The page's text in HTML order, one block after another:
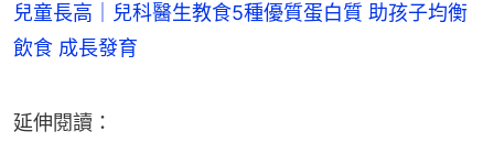
兒童長高｜兒科醫生教食5種優質蛋白質 助孩子均衡
飲食 成長發育
延伸閱讀：